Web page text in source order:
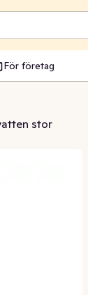
För företag
stor